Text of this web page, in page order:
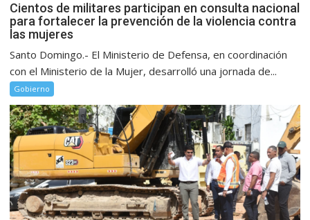
Cientos de militares participan en consulta nacional
para fortalecer la prevención de la violencia contra
las mujeres
Santo Domingo.- El Ministerio de Defensa, en coordinación
con el Ministerio de la Mujer, desarrolló una jornada de...
Gobierno